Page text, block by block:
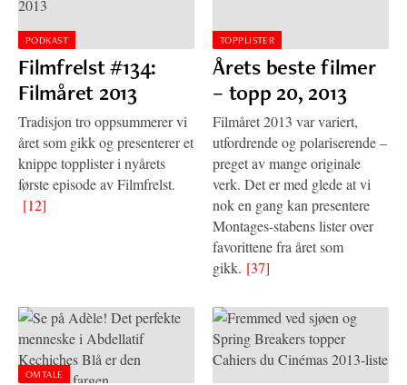
PODKAST
Filmfrelst #134:
Filmåret 2013
Tradisjon tro oppsummerer vi
året som gikk og presenterer et
knippe topplister i nyårets
første episode av Filmfrelst.
[12]
TOPPLISTER
Årets beste filmer
– topp 20, 2013
Filmåret 2013 var variert,
utfordrende og polariserende –
preget av mange originale
verk. Det er med glede at vi
nok en gang kan presentere
Montages-stabens lister over
favorittene fra året som
gikk. [37]
OMTALE